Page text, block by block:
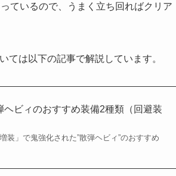
ているので、うまく立ち回ればクリア
ては以下の記事で解説しています。
ヘビィのおすすめ装備2種類（回避装
」で鬼強化された”散弾ヘビィ”のおすすめ